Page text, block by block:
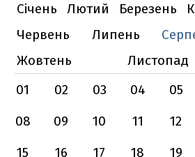
Січень
Лютий Березень
Червень
Липень
Жовтень
Листопад
01
02 03 04 05
08
09 10 11 12
15
16 17 18 19